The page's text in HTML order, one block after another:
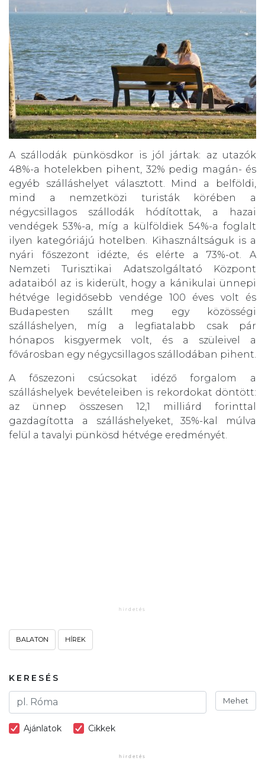
A szállodák pünkösdkor is jól jártak: az utazók
48%-a hotelekben pihent, 32% pedig magán- és
egyéb szálláshelyet választott. Mind a belföldi,
mind a nemzetközi turisták körében a
négycsillagos szállodák hódítottak, a hazai
vendégek 53%-a, míg a külföldiek 54%-a foglalt
ilyen kategóriájú hotelben. Kihasználtságuk is a
nyári főszezont idézte, és elérte a 73%-ot. A
Nemzeti Turisztikai Adatszolgáltató Központ
adataiból az is kiderült, hogy a kánikulai ünnepi
hétvége legidősebb vendége 100 éves volt és
Budapesten szállt meg egy közösségi
szálláshelyen, míg a legfiatalabb csak pár
hónapos kisgyermek volt, és a szüleivel a
fővárosban egy négycsillagos szállodában pihent.
A főszezoni csúcsokat idéző forgalom a
szálláshelyek bevételeiben is rekordokat döntött:
az ünnep összesen 12,1 milliárd forinttal
gazdagította a szálláshelyeket, 35%-kal múlva
felül a tavalyi pünkösd hétvége eredményét.
BALATON HÍREK
KERESÉS
Mehet
Ajánlatok Cikkek